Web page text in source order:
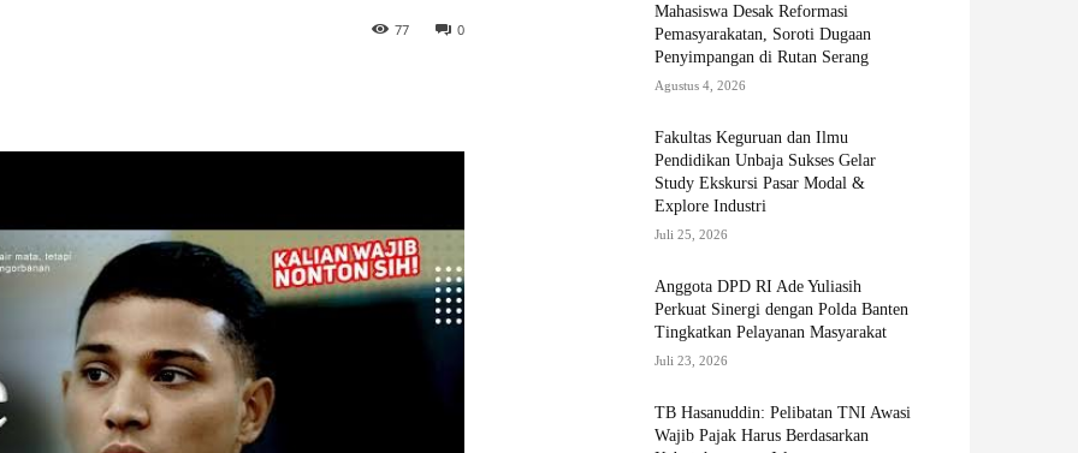
0
77
Mahasiswa Desak Reformasi
Pemasyarakatan, Soroti Dugaan
Penyimpangan di Rutan Serang
Agustus 4, 2026
Fakultas Keguruan dan Ilmu
Pendidikan Unbaja Sukses Gelar
Study Ekskursi Pasar Modal &
Explore Industri
Juli 25, 2026
Anggota DPD RI Ade Yuliasih
Perkuat Sinergi dengan Polda Banten
Tingkatkan Pelayanan Masyarakat
Juli 23, 2026
TB Hasanuddin: Pelibatan TNI Awasi
Wajib Pajak Harus Berdasarkan